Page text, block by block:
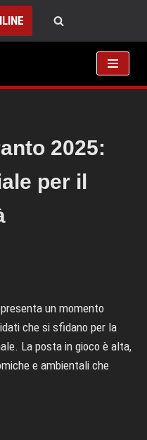
2025:
per il
un momento
che si sfidano per la
La posta in gioco è alta,
e ambientali che